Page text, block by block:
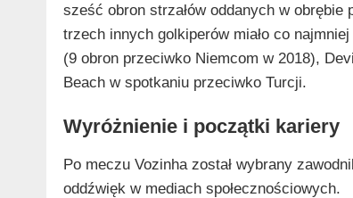
sześć obron strzałów oddanych w
trzech innych golkiperów miało co
(9 obron przeciwko Niemcom w 2018),
Beach w spotkaniu przeciwko Turcji.
Wyróżnienie i początki kariery
Po meczu Vozinha został wybrany
oddźwięk w mediach społecznościowych.